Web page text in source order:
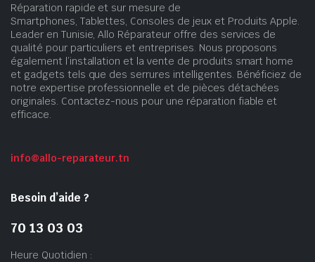
Réparation rapide et sur mesure de
Smartphones, Tablettes, Consoles de jeux et Produits Apple.
Leader en Tunisie, Allo Réparateur offre des services de
qualité pour particuliers et entreprises. Nous proposons
également l’installation et la vente de produits smart home
et gadgets tels que des serrures intelligentes. Bénéficiez de
notre expertise professionnelle et de pièces détachées
originales. Contactez-nous pour une réparation fiable et
efficace.
info@allo-reparateur.tn
Besoin d’aide ?
70 13 03 03
Heure Quotidien :